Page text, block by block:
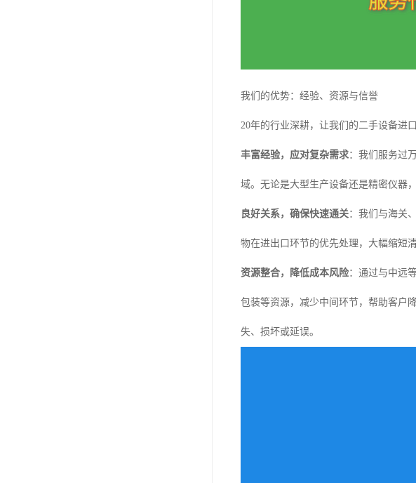
我们的优势：经验、资源与信誉
20年的行业深耕，让我们的二手设备进
丰富经验，应对复杂需求：我们服务过
域。无论是大型生产设备还是精密仪器
良好关系，确保快速通关：我们与海关
物在进出口环节的优先处理，大幅缩短清
资源整合，降低成本风险：通过与中远
包装等资源，减少中间环节，帮助客户
失、损坏或延误。